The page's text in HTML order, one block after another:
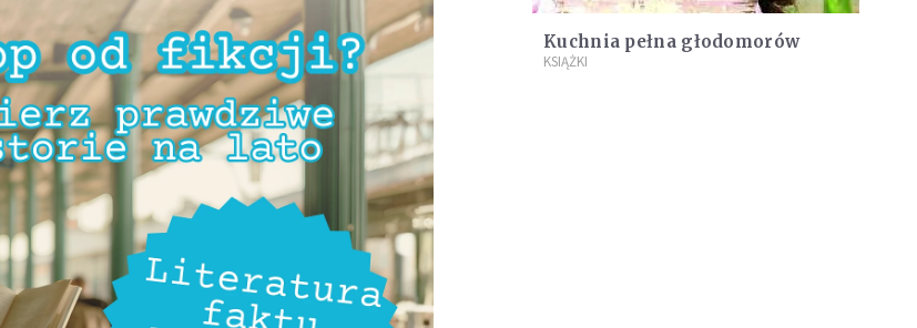
Kuchnia pełna głodomorów
KSIĄŻKI